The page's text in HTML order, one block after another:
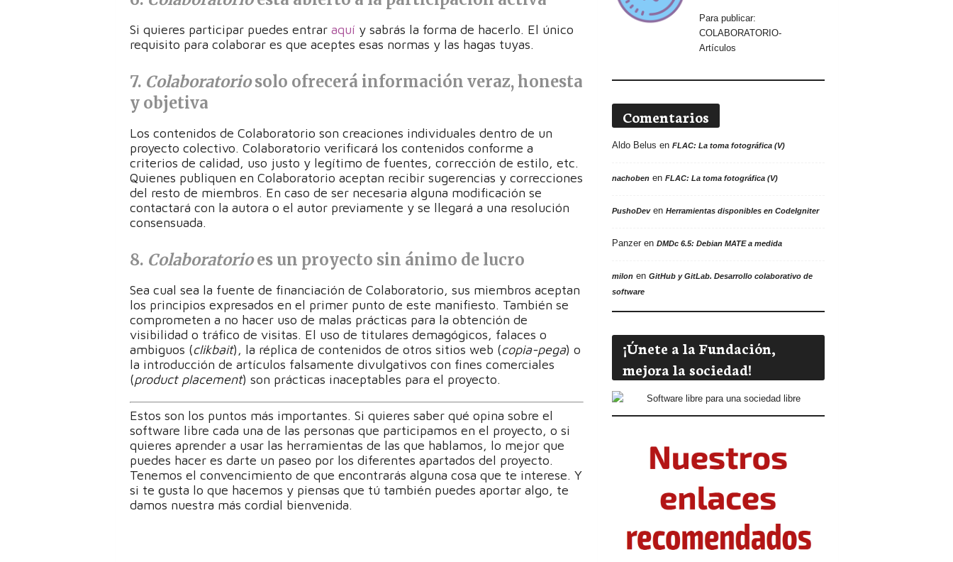
Si quieres participar puedes entrar aquí y sabrás la forma de hacerlo. El único
requisito para colaborar es que aceptes esas normas y las hagas tuyas.
7. Colaboratoriosolo ofrecerá información veraz, honesta
y objetiva
Los contenidos de Colaboratorio son creaciones individuales dentro de un
proyecto colectivo. Colaboratorio verificará los contenidos conforme a
criterios de calidad, uso justo y legítimo de fuentes, corrección de estilo, etc.
Quienes publiquen en Colaboratorio aceptan recibir sugerencias y correcciones
del resto de miembros. En caso de ser necesaria alguna modificación se
contactará con la autora o el autor previamente y se llegará a una resolución
consensuada.
8. Colaboratorioes un proyecto sin ánimo de lucro
Sea cual sea la fuente de financiación de Colaboratorio, sus miembros aceptan
los principios expresados en el primer punto de este manifiesto. También se
comprometen a no hacer uso de malas prácticas para la obtención de
visibilidad o tráfico de visitas. El uso de titulares demagógicos, falaces o
ambiguos (clikbait), la réplica de contenidos de otros sitios web (copia-pega) o
la introducción de artículos falsamente divulgativos con fines comerciales
(product placement) son prácticas inaceptables para el proyecto.
Estos son los puntos más importantes. Si quieres saber qué opina sobre el
software libre cada una de las personas que participamos en el proyecto, o si
quieres aprender a usar las herramientas de las que hablamos, lo mejor que
puedes hacer es darte un paseo por los diferentes apartados del proyecto.
Tenemos el convencimiento de que encontrarás alguna cosa que te interese. Y
si te gusta lo que hacemos y piensas que tú también puedes aportar algo, te
damos nuestra más cordial bienvenida.
Para publicar:
COLABORATORIO-
Artículos
Comentarios
Aldo Belus en FLAC: La toma fotográfica (V)
nachobenen FLAC: La toma fotográfica (V)
PushoDeven Herramientas disponibles en CodeIgniter
Panzeren DMDc 6.5: Debian MATE a medida
milonen GitHub y GitLab. Desarrollo colaborativo de
software
¡Únete a la Fundación,
mejora la sociedad!